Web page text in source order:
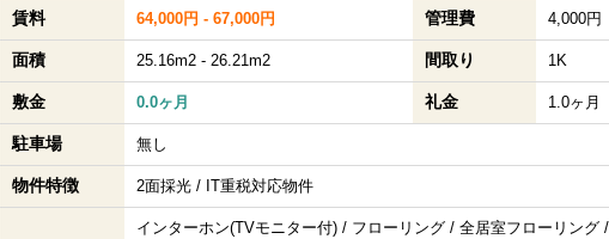
賃料 64,000円 - 67,000円 管理費 4,000円
面積 25.16m2 - 26.21m2 間取り 1K
敷金 0.0ヶ月 礼金 1.0ヶ月
駐車場 無し
物件特徴 2面採光 / IT重税対応物件
インターホン(TVモニター付) / フローリング / 全居室フローリング